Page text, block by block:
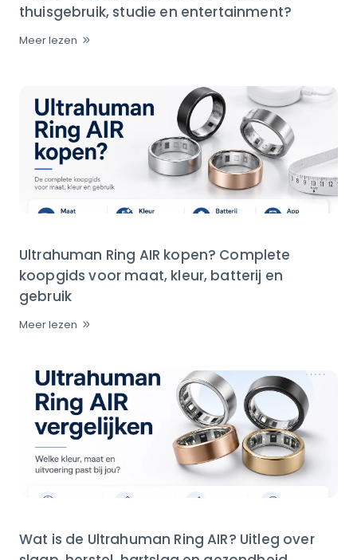
thuisgebruik, studie en entertainment?
Meer lezen
Ultrahuman Ring AIR kopen? Complete
koopgids voor maat, kleur, batterij en
gebruik
Meer lezen
Wat is de Ultrahuman Ring AIR? Uitleg over